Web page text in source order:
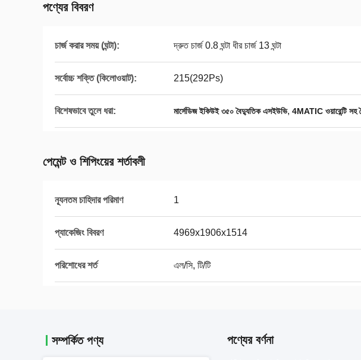
পণ্যের বিবরণ
চার্জ করার সময় (ঘন্টা): দ্রুত চার্জ 0.8 ঘন্টা ধীর চার্জ 13 ঘন্টা
সর্বোচ্চ শক্তি (কিলোওয়াট): 215(292Ps)
বিশেষভাবে তুলে ধরা: মার্সেডিজ ইকিউই ৩৫০ বৈদ্যুতিক এসইউভি, 4MATIC ওয়ারেন্টি সহ
পেমেন্ট ও শিপিংয়ের শর্তাবলী
ন্যূনতম চাহিদার পরিমাণ 1
প্যাকেজিং বিবরণ 4969x1906x1514
পরিশোধের শর্ত এল/সি, টি/টি
সম্পর্কিত পণ্য পণ্যের বর্ণনা